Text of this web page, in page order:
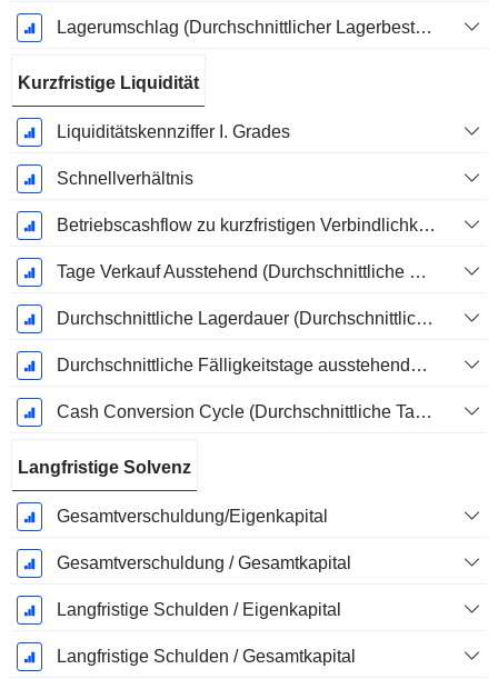
Lagerumschlag (Durchschnittlicher Lagerbestand)
Kurzfristige Liquidität
Liquiditätskennziffer I. Grades
Schnellverhältnis
Betriebscashflow zu kurzfristigen Verbindlichkeiten
Tage Verkauf Ausstehend (Durchschnittliche Forderungen)
Durchschnittliche Lagerdauer (Durchschnittlicher Lagerbestand)
Durchschnittliche Fälligkeitstage ausstehender Zahlungen
Cash Conversion Cycle (Durchschnittliche Tage)
Langfristige Solvenz
Gesamtverschuldung/Eigenkapital
Gesamtverschuldung / Gesamtkapital
Langfristige Schulden / Eigenkapital
Langfristige Schulden / Gesamtkapital